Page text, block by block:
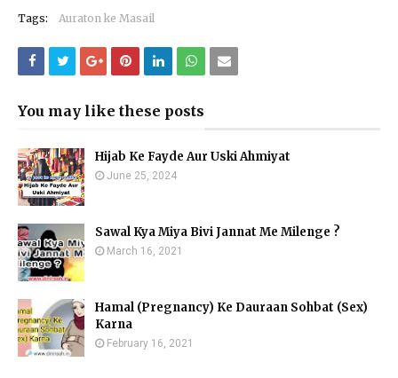
Tags: Auraton ke Masail
You may like these posts
Hijab Ke Fayde Aur Uski Ahmiyat
June 25, 2024
Sawal Kya Miya Bivi Jannat Me Milenge ?
March 16, 2021
Hamal (Pregnancy) Ke Dauraan Sohbat (Sex)
Karna
February 16, 2021